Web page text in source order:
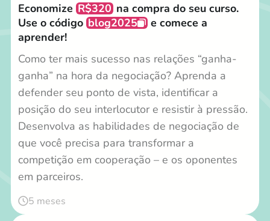
Economize R$320 na compra do seu curso.
Use o código blog2025
e comece a
aprender!
Como ter mais sucesso nas relações “ganha-
ganha” na hora da negociação? Aprenda a
defender seu ponto de vista, identificar a
posição do seu interlocutor e resistir à pressão.
Desenvolva as habilidades de negociação de
que você precisa para transformar a
competição em cooperação – e os oponentes
em parceiros.
5 meses